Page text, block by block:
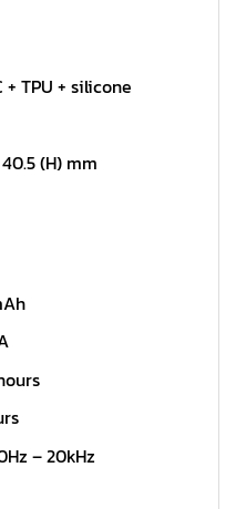
TPU + silicone
(H) mm
– 20kHz